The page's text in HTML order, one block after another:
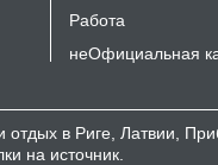
Работа
неОфициальная
в Риге, Латвии,
на источник.